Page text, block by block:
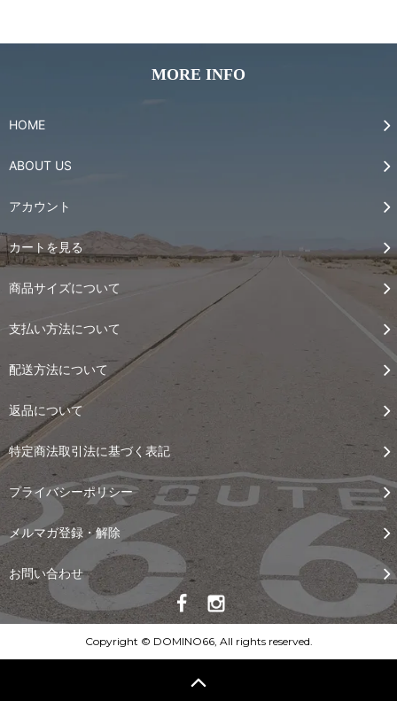
MORE INFO
HOME
ABOUT US
アカウント
カートを見る
商品サイズについて
支払い方法について
配送方法について
返品について
特定商法取引法に基づく表記
プライバシーポリシー
メルマガ登録・解除
お問い合わせ
Copyright © DOMINO66, All rights reserved.